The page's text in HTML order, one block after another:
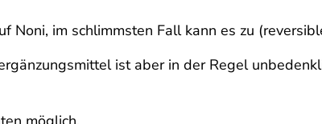
Noni, im schlimmsten Fall kann es zu
ist aber in der Regel